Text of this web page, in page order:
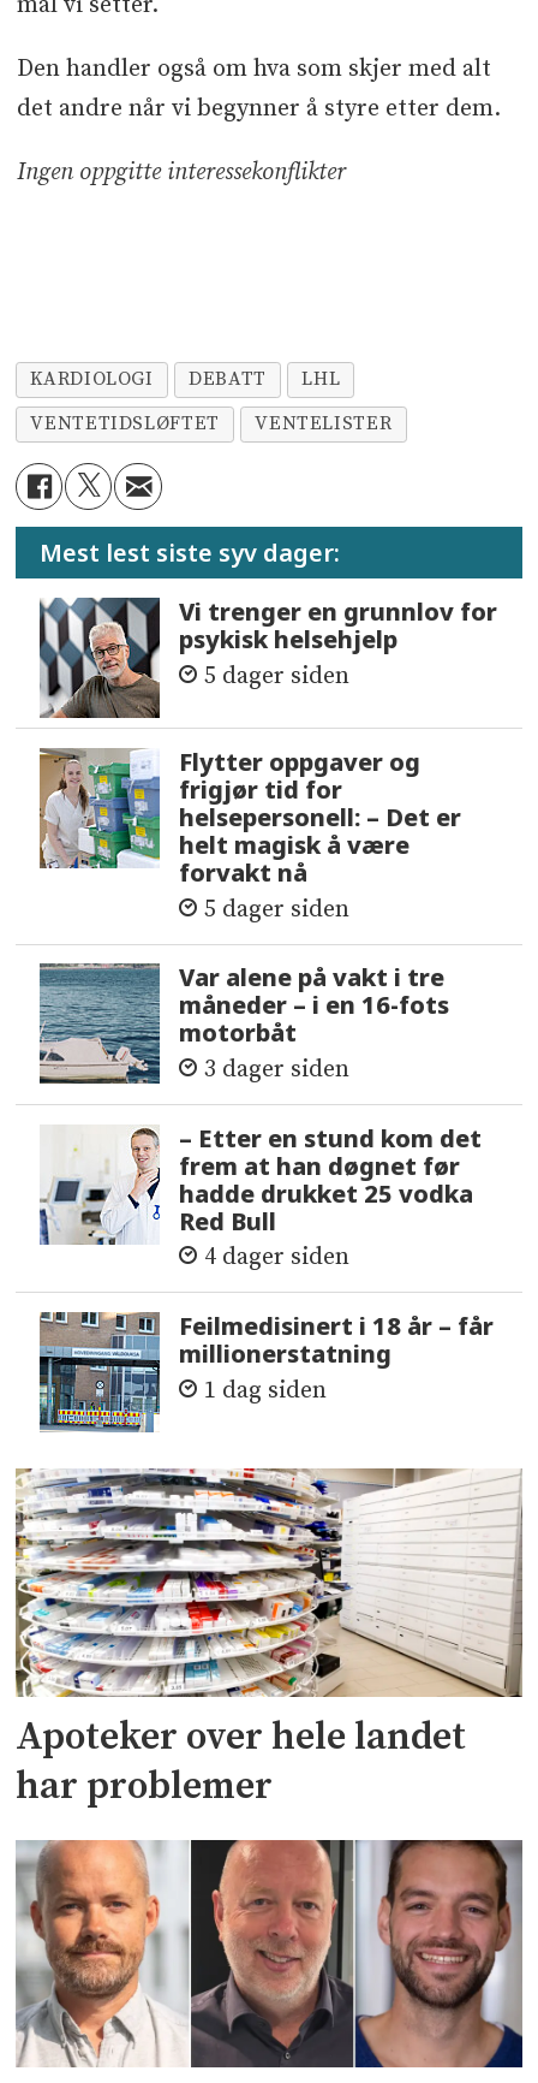
Den handler også om hva som skjer med alt
det andre når vi begynner å styre etter dem.
Ingen oppgitte interessekonflikter
KARDIOLOGI DEBATT
LHL
VENTETIDSLØFTET
VENTELISTER
Mest lest siste syv dager:
Vi trenger en grunnlov for
psykisk helsehjelp
5 dager siden
Flytter oppgaver og
frigjør tid for
helsepersonell: – Det er
helt magisk å være
forvakt nå
5 dager siden
Var alene på vakt i tre
måneder – i en 16-fots
motorbåt
3 dager siden
– Etter en stund kom det
frem at han døgnet før
hadde drukket 25 vodka
Red Bull
4 dager siden
Feilmedisinert i 18 år – får
millionerstatning
1 dag siden
Apoteker over hele landet
har problemer